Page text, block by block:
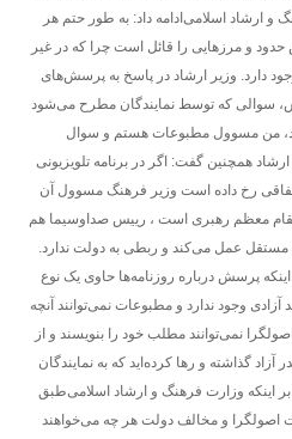
و ارشاد اسلامی‌ادامه داد: به طور حتم هر
و مرزهایی را قائل است چرا که در غیر
دارد. وزیر ارشاد در پاسخ به پرسش‌های
سوالی که توسط نمایندگان مطرح می‌شود
من مسوول مطبوعات هستم و سوال
همچنین گفت: اگر در برنامه تلویزیونی
یا یکی از برنامه‌های شبکه ۶ اتفاقی رخ داده است وزیر فرهنگ مسوول آن
معظم رهبری است ، رییس صدا‌و‌سیما هم
عمل می‌کند و ربطی به دولت ندارد.
پرسش درباره روزنامه‌ها حاوی یک نوع
وجود ندارد و مطبوعات نمی‌توانند آنچه
نمی‌توانند مطلب خود را بنویسند و از
گذاشته و رها کرده‌اید که به نمایندگان
اینکه وزارت فرهنگ و ارشاد اسلامی‌طبق
اصولگرا و مخالف دولت هر چه می‌خواهند